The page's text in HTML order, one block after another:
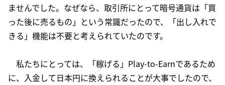
ませんでした。なぜなら、取引所にとって暗号通貨は「買
った後に売るもの」という常識だったので、「出し入れで
きる」機能は不要と考えられていたのです。
私たちにとっては、「稼げる」Play-to-Earnであるため
に、入金して日本円に換えられることが大事でしたので、